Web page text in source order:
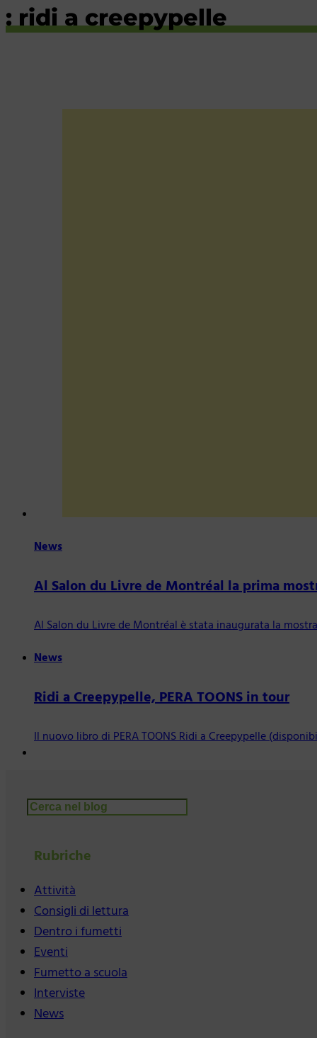
: ridi a creepypelle
News
Al Salon du Livre de Montréal la prima
Al Salon du Livre de Montréal è stata inaugurata la
News
Ridi a Creepypelle, PERA TOONS in tour
Il nuovo libro di PERA TOONS Ridi a Creepypelle
Cerca
Rubriche
Attività
Consigli di lettura
Dentro i fumetti
Eventi
Fumetto a scuola
Interviste
News